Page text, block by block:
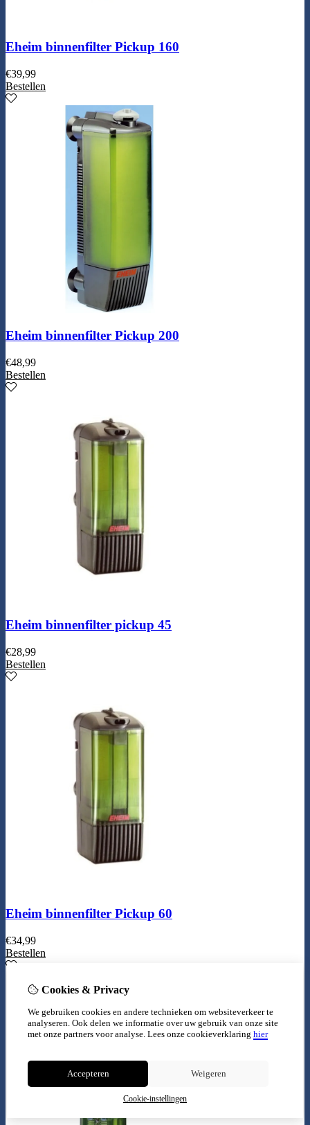
Eheim binnenfilter Pickup 160
€39,99
Bestellen
Eheim binnenfilter Pickup 200
€48,99
Bestellen
Eheim binnenfilter pickup 45
€28,99
Bestellen
Eheim binnenfilter Pickup 60
€34,99
Bestellen
Cookies & Privacy
We gebruiken cookies en andere technieken om websiteverkeer te
analyseren. Ook delen we informatie over uw gebruik van onze site
met onze partners voor analyse. Lees onze cookieverklaring hier
Accepteren Weigeren
Cookie-instellingen